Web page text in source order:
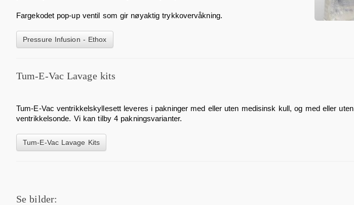
Fargekodet pop-up ventil som gir nøyaktig trykkovervåkning.
Pressure Infusion - Ethox
Tum-E-Vac Lavage kits
Tum-E-Vac ventrikkelskyllesett leveres i pakninger med eller uten medisinsk kull, og med eller uten
ventrikkelsonde. Vi kan tilby 4 pakningsvarianter.
Tum-E-Vac Lavage Kits
Se bilder: